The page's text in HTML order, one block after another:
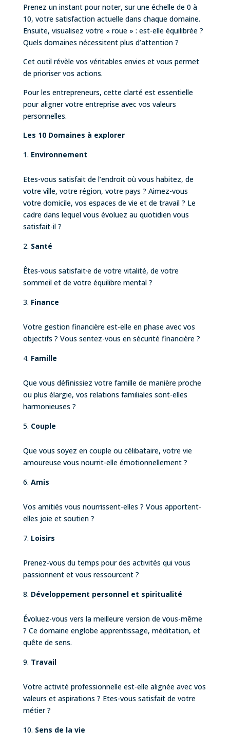
Prenez un instant pour noter, sur une échelle de 0 à
10, votre satisfaction actuelle dans chaque domaine.
Ensuite, visualisez votre « roue » : est-elle équilibrée ?
Quels domaines nécessitent plus d’attention ?
Cet outil révèle vos véritables envies et vous permet
de prioriser vos actions.
Pour les entrepreneurs, cette clarté est essentielle
pour aligner votre entreprise avec vos valeurs
personnelles.
Les 10 Domaines à explorer
Environnement
Etes-vous satisfait de l’endroit où vous habitez, de
votre ville, votre région, votre pays ? Aimez-vous
votre domicile, vos espaces de vie et de travail ? Le
cadre dans lequel vous évoluez au quotidien vous
satisfait-il ?
Santé
Êtes-vous satisfait·e de votre vitalité, de votre
sommeil et de votre équilibre mental ?
Finance
Votre gestion financière est-elle en phase avec vos
objectifs ? Vous sentez-vous en sécurité financière ?
Famille
Que vous définissiez votre famille de manière proche
ou plus élargie, vos relations familiales sont-elles
harmonieuses ?
Couple
Que vous soyez en couple ou célibataire, votre vie
amoureuse vous nourrit-elle émotionnellement ?
Amis
Vos amitiés vous nourrissent-elles ? Vous apportent-
elles joie et soutien ?
Loisirs
Prenez-vous du temps pour des activités qui vous
passionnent et vous ressourcent ?
Développement personnel et spiritualité
Évoluez-vous vers la meilleure version de vous-même
? Ce domaine englobe apprentissage, méditation, et
quête de sens.
Travail
Votre activité professionnelle est-elle alignée avec vos
valeurs et aspirations ? Etes-vous satisfait de votre
métier ?
Sens de la vie